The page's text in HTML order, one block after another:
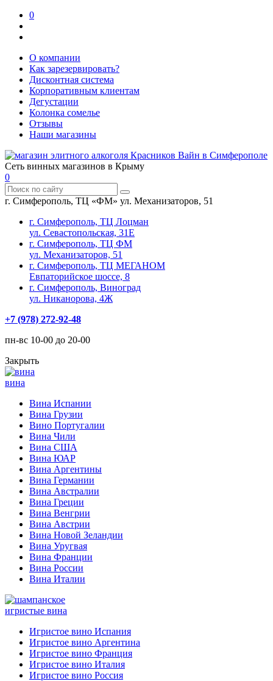
0
О компании
Как зарезервировать?
Дисконтная система
Корпоративным клиентам
Дегустации
Колонка сомелье
Отзывы
Наши магазины
Сеть винных магазинов в Крыму
0
г. Симферополь, ТЦ «ФМ» ул. Механизаторов, 51
г. Симферополь, ТЦ Лоцман
ул. Севастопольская, 31Е
г. Симферополь, ТЦ ФМ
ул. Механизаторов, 51
г. Симферополь, ТЦ МЕГАНОМ
Евпаторийское шоссе, 8
г. Симферополь, Виноград
ул. Никанорова, 4Ж
+7 (978) 272-92-48
пн-вс 10-00 до 20-00
Закрыть
вина
Вина Испании
Вина Грузии
Вино Португалии
Вина Чили
Вина США
Вина ЮАР
Вина Аргентины
Вина Германии
Вина Австралии
Вина Греции
Вина Венгрии
Вина Австрии
Вина Новой Зеландии
Вина Уругвая
Вина Франции
Вина России
Вина Италии
игристые вина
Игристое вино Испания
Игристое вино Аргентина
Игристое вино Франция
Игристое вино Италия
Игристое вино Россия